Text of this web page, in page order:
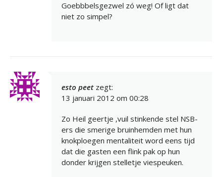
Goebbbelsgezwel zó weg! Of ligt dat
niet zo simpel?
esto peet zegt:
13 januari 2012 om 00:28
Zo Heil geertje ,vuil stinkende stel NSB-
ers die smerige bruinhemden met hun
knokploegen mentaliteit word eens tijd
dat die gasten een flink pak op hun
donder krijgen stelletje viespeuken.